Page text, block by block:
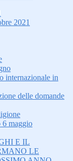
2021
internazionale in
delle domande
maggio
E IL
LE